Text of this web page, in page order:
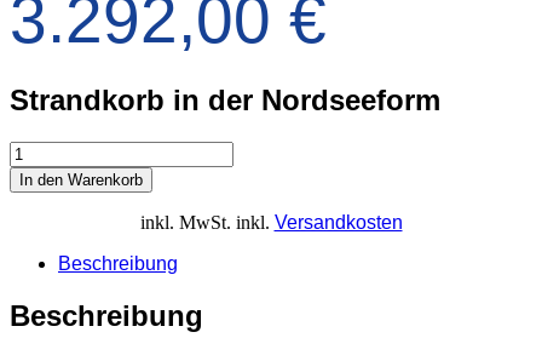
3.292,00 €
Strandkorb in der Nordseeform
In den Warenkorb
inkl. MwSt. inkl. Versandkosten
Beschreibung
Beschreibung